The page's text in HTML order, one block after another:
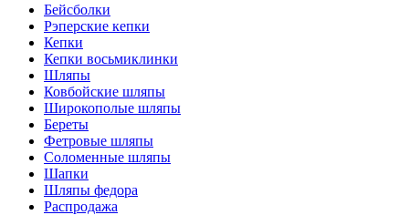
Бейсболки
Рэперские кепки
Кепки
Кепки восьмиклинки
Шляпы
Ковбойские шляпы
Широкополые шляпы
Береты
Фетровые шляпы
Соломенные шляпы
Шапки
Шляпы федора
Распродажа